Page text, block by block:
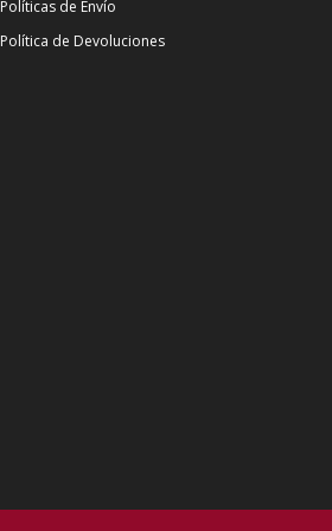
Políticas de Envío
Política de Devoluciones